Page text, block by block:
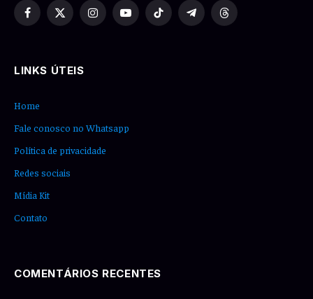
Facebook
X
InstagramYouTubeTikTok TelegramThreads
LINKS ÚTEIS
Home
Fale conosco no Whatsapp
Política de privacidade
Redes sociais
Mídia Kit
Contato
COMENTÁRIOS RECENTES